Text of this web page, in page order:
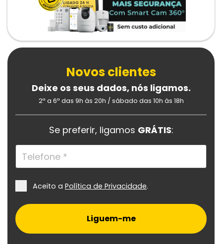
Novos clientes
Deixe os seus dados, nós ligamos.
2ª a 6ª das 9h às 20h /sábado das 10h às 18h
Se preferir, ligamos GRÁTIS:
Aceito a Política de Privacidade.
Liguem-me